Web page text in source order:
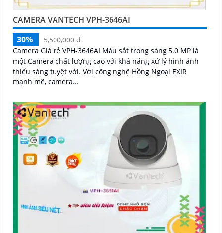
CAMERA VANTECH VPH-3646AI
30%
5,500,000 ₫
Camera Giá rẻ VPH-3646AI Màu sắt trong sáng 5.0 MP là
một Camera chất lượng cao với khả năng xử lý hình ảnh
thiếu sáng tuyệt vời. Với công nghệ Hồng Ngoại EXIR
mạnh mẽ, camera...